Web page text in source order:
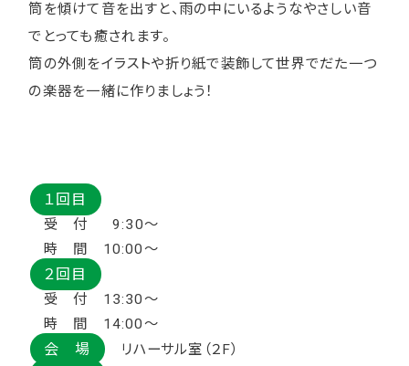
筒を傾けて音を出すと、雨の中にいるようなやさしい音
でとっても癒されます。
筒の外側をイラストや折り紙で装飾して世界でだた一つ
の楽器を一緒に作りましょう！
１回目
受 付 9:30～
時 間 10:00～
２回目
受 付 13:30～
時 間 14:00～
会 場 リハーサル室（２F）